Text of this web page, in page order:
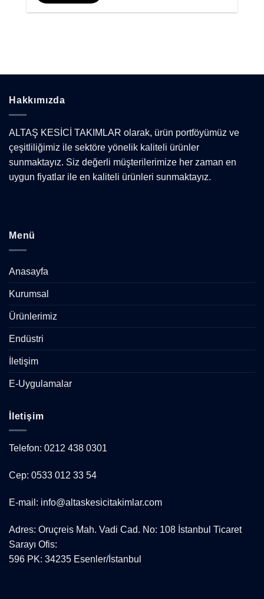
Hakkımızda
ALTAŞ KESİCİ TAKIMLAR olarak, ürün portföyümüz ve
çeşitliliğimiz ile sektöre yönelik kaliteli ürünler
sunmaktayız. Siz değerli müşterilerimize her zaman en
uygun fiyatlar ile en kaliteli ürünleri sunmaktayız.
Menü
Anasayfa
Kurumsal
Ürünlerimiz
Endüstri
İletişim
E-Uygulamalar
İletişim
Telefon: 0212 438 0301
Cep: 0533 012 33 54
E-mail: info@altaskesicitakimlar.com
Adres: Oruçreis Mah. Vadi Cad. No: 108 İstanbul Ticaret
Sarayı Ofis:
596 PK: 34235 Esenler/İstanbul